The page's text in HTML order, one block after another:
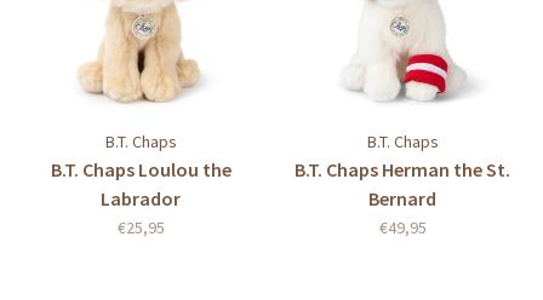
B.T. Chaps
B.T. Chaps Loulou the
Labrador
€25,95
B.T. Chaps
B.T. Chaps Herman the St.
Bernard
€49,95